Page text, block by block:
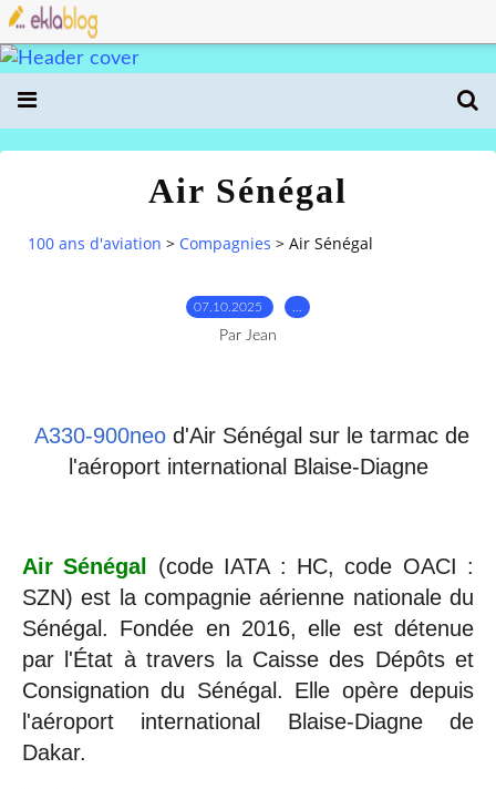
Air Sénégal
100 ans d'aviation > Compagnies > Air Sénégal
07.10.2025
Par Jean
A330-900neo d'Air Sénégal sur le tarmac de
l'aéroport international Blaise-Diagne
Air Sénégal
(code IATA : HC, code OACI :
SZN) est la compagnie aérienne nationale du
Sénégal. Fondée en 2016, elle est détenue
par l'État à travers la Caisse des Dépôts et
Consignation du Sénégal. Elle opère depuis
l'aéroport international Blaise-Diagne de
Dakar.